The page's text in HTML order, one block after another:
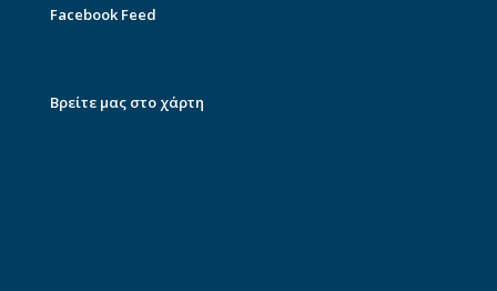
Facebook Feed
Βρείτε μας στο χάρτη